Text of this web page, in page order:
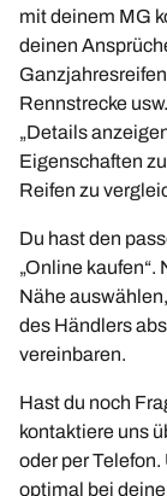
mit deinem MG
deinen
Rennstrecke
„Details
Eigenschaften
Reifen zu
Du hast den
„Online
Nähe
des Händlers
vereinbaren.
Hast du noch
kontaktiere uns
oder per
optimal bei